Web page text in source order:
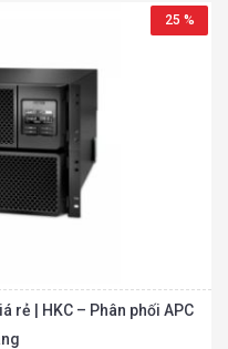
25 %
rẻ | HKC – Phân phối APC